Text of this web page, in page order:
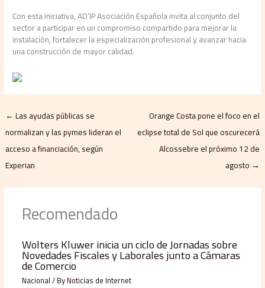
Con esta iniciativa, AD’IP Asociación Española invita al conjunto del
sector a participar en un compromiso compartido para mejorar la
instalación, fortalecer la especialización profesional y avanzar hacia
una construcción de mayor calidad.
←Las ayudas públicas se
normalizan y las pymes lideran el
acceso a financiación, según
Experian
Orange Costa pone el foco en el
eclipse total de Sol que oscurecerá
Alcossebre el próximo 12 de
agosto →
Recomendado
Wolters Kluwer inicia un ciclo de Jornadas sobre
Novedades Fiscales y Laborales junto a Cámaras
de Comercio
Nacional/ ByNoticias de Internet